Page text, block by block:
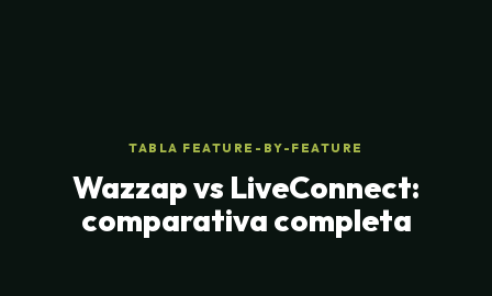
TABLA FEATURE-BY-FEATURE
Wazzap vs LiveConnect:
comparativa completa